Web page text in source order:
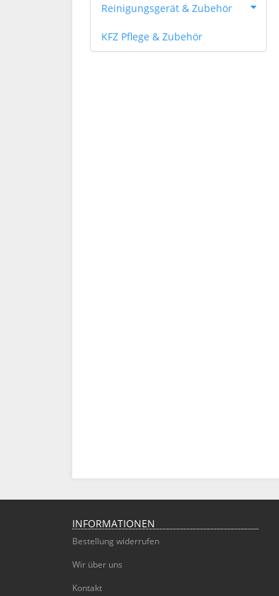
Reinigungsgerät & Zubehör
KFZ Pflege & Zubehör
INFORMATIONEN
Bestellung widerrufen
Wir über uns
Kontakt